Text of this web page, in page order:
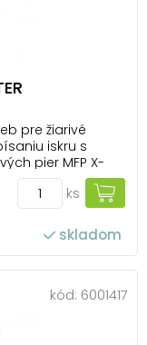
pre žiarivé
iskru s
pier MFP X-
s jemným
na malý
...
ks
skladom
kód: 6001417